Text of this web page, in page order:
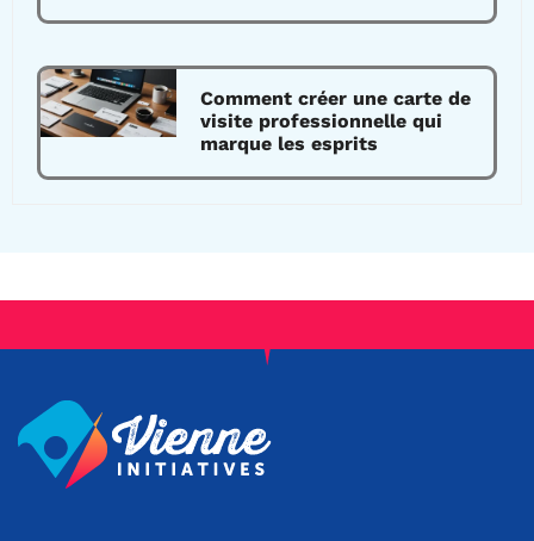
Comment créer une carte de
visite professionnelle qui
marque les esprits